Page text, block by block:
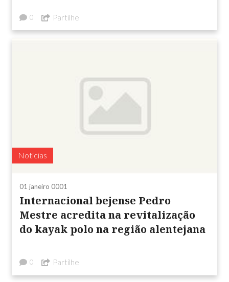
0 Partilhe
Notícias
01 janeiro 0001
Internacional bejense Pedro
Mestre acredita na revitalização
do kayak polo na região alentejana
0 Partilhe